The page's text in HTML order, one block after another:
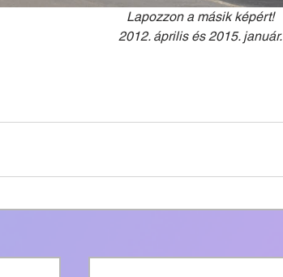
Lapozzon a másik képért!
2012. április és 2015. január.